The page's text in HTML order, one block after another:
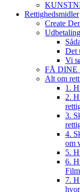
Rettighedsmidler
Create
Det
Vi
FÅ DINE
Alt om
1.
2.
3.
4.
om
5.
6.
7.